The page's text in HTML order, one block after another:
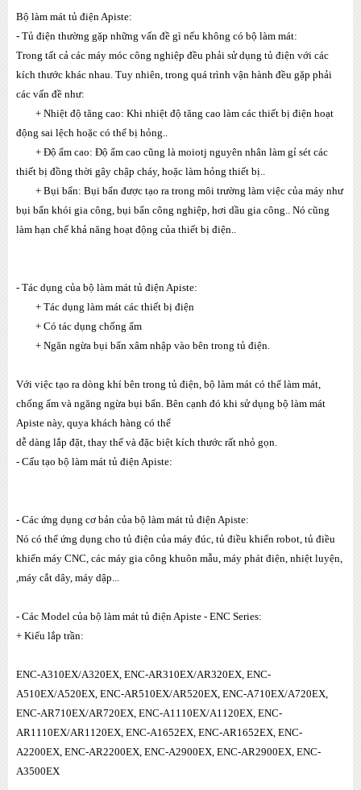
Bộ làm mát tủ điện Apiste:
- Tủ điện thường gặp những vấn đề gì nếu không có bộ làm mát:
Trong tất cả các máy móc công nghiệp đều phải sử dụng tủ điện với các
kích thước khác nhau. Tuy nhiên, trong quá trình vận hành đều gặp phải
các vấn đề như:
+ Nhiệt độ tăng cao: Khi nhiệt độ tăng cao làm các thiết bị điện hoạt
động sai lệch hoặc có thể bị hỏng..
+ Độ ẩm cao: Độ ẩm cao cũng là moiotj nguyên nhân làm gỉ sét các
thiết bị đồng thời gây chập cháy, hoặc làm hỏng thiết bị..
+ Bụi bẩn: Bụi bẩn được tạo ra trong môi trường làm việc của máy như
bụi bẩn khói gia công, bụi bẩn công nghiệp, hơi dầu gia công.. Nó cũng
làm hạn chế khả năng hoạt động của thiết bị điện..
- Tác dụng của bộ làm mát tủ điện Apiste:
+ Tác dụng làm mát các thiết bị điện
+ Có tác dụng chống ẩm
+ Ngăn ngừa bụi bẩn xâm nhập vào bên trong tủ điện.
Với việc tạo ra dòng khí bên trong tủ điện, bộ làm mát có thể làm mát,
chống ẩm và ngăng ngừa bụi bẩn. Bên cạnh đó khi sử dụng bộ làm mát
Apiste này, quya khách hàng có thể
dễ dàng lắp đặt, thay thế và đặc biệt kích thước rất nhỏ gọn.
- Cấu tạo bộ làm mát tủ điện Apiste:
- Các ứng dụng cơ bản của bộ làm mát tủ điện Apiste:
Nó có thể ứng dụng cho tủ điện của máy đúc, tủ điều khiển robot, tủ điều
khiển máy CNC, các máy gia công khuôn mẫu, máy phát điện, nhiệt luyện,
,máy cắt dây, máy dập...
- Các Model của bộ làm mát tủ điện Apiste - ENC Series:
+ Kiểu lắp trần:
ENC-A310EX/A320EX, ENC-AR310EX/AR320EX, ENC-
A510EX/A520EX, ENC-AR510EX/AR520EX, ENC-A710EX/A720EX,
ENC-AR710EX/AR720EX, ENC-A1110EX/A1120EX, ENC-
AR1110EX/AR1120EX, ENC-A1652EX, ENC-AR1652EX, ENC-
A2200EX, ENC-AR2200EX, ENC-A2900EX, ENC-AR2900EX, ENC-
A3500EX